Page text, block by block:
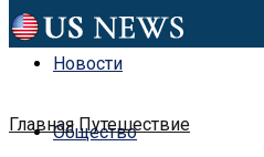
Новости
Общество
Главная Путешествие